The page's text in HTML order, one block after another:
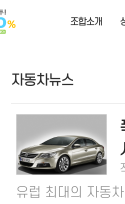
조합소개
자동차뉴스
유럽 최대의 자동